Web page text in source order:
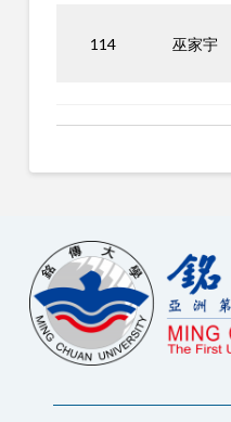
114 巫家宇